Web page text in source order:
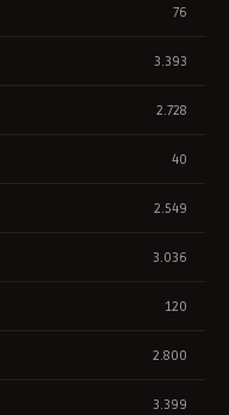
76
3.393
2.728
40
2.549
3.036
120
2.800
3.399